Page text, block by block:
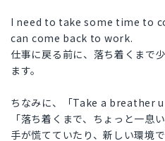
I need to take some time to
can come back to work.
仕事に戻る前に、落ち着くまで
ます。
ちなみに、「Take a breather
「落ち着くまで、ちょっと一息
手が慌てていたり、新しい環境